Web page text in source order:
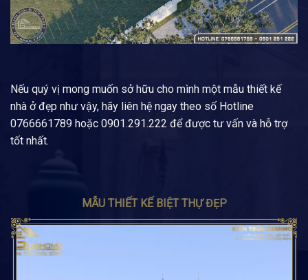
MẪU THIẾT KẾ BIỆT THỰ ĐẸP
Nếu quý vị mong muốn sở hữu cho mình một mẫu thiết kế
nhà ở đẹp như vậy, hãy liên hệ ngay theo số Hotline
0766661789 hoặc 0901.291.222 để được tư vấn và hỗ trợ
tốt nhất.